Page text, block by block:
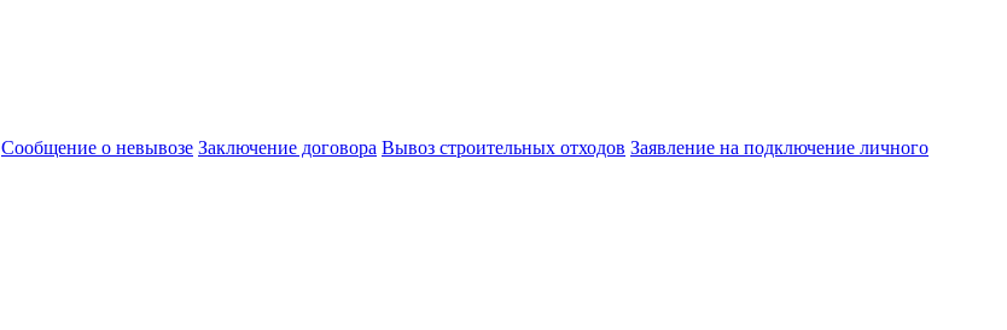
Сообщение о невывозе Заключение договора Вывоз строительных отходов Заявление на подключение личного